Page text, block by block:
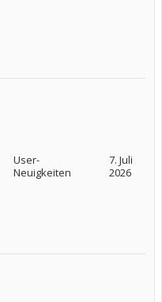
User-
Neuigkeiten
7. Juli
2026